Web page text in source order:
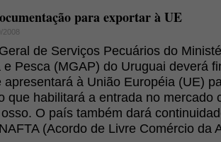
para exportar à UE
2008
de Serviços Pecuários do
e Pesca (MGAP) do Uruguai deverá
apresentará à União Européia (UE)
que habilitará a entrada no mercado
O país também dará
(Acordo de Livre Comércio da